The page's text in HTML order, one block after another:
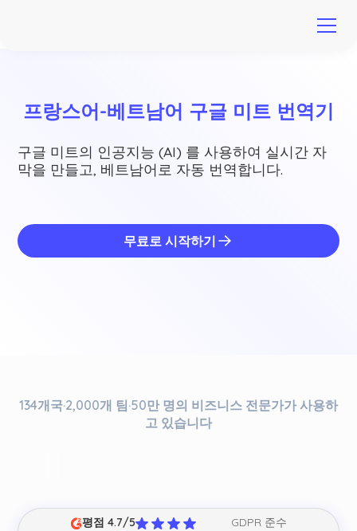
프랑스어-베트남어 구글 미트 번역기
구글 미트의 인공지능 (AI) 를 사용하여 실시간 자
막을 만들고, 베트남어로 자동 번역합니다.
무료로 시작하기
134개국·2,000개 팀·50만 명의 비즈니스 전문가가 사용하
고 있습니다
평점 4.7/5
GDPR 준수